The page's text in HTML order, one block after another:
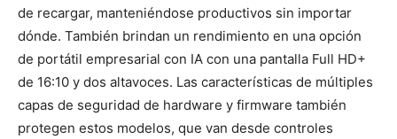
de recargar, manteniéndose productivos sin importar
dónde. También brindan un rendimiento en una opción
de portátil empresarial con IA con una pantalla Full HD+
de 16:10 y dos altavoces. Las características de múltiples
capas de seguridad de hardware y firmware también
protegen estos modelos, que van desde controles